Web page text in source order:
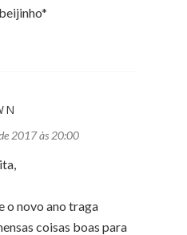
2017 às 20:00
o novo ano traga
coisas boas para